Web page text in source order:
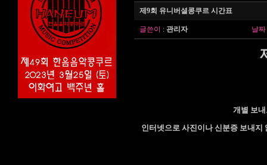
제9회 유니버셜콩쿠르 시간표
글쓴이 : 관리자 날짜
개별 보
인터넷으로 사진이나 신분증 보내